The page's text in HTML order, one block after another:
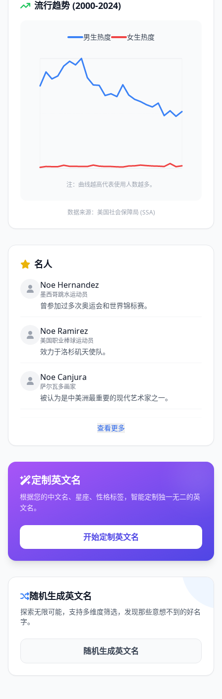
流行趋势 (2000-2024)
男生热度 女生热度
注：曲线越高代表使用人数越多。
数据来源：美国社会保障局 (SSA)
名人
Noe Hernandez
墨西哥跳水运动员
曾参加过多次奥运会和世界锦标赛。
Noe Ramirez
美国职业棒球运动员
效力于洛杉矶天使队。
Noe Canjura
萨尔瓦多画家
被认为是中美洲最重要的现代艺术家之一。
查看更多
定制英文名
根据您的中文名、星座、性格标签，智能定制独一无二的英
文名。
开始定制英文名
随机生成英文名
探索无限可能，支持多维度筛选，发现那些意想不到的好名
字。
随机生成英文名